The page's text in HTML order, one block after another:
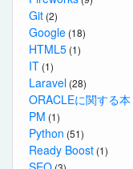
Git (2)
Google (18)
HTML5 (1)
IT (1)
Laravel (28)
ORACLEに関する本
PM (1)
Python (51)
Ready Boost (1)